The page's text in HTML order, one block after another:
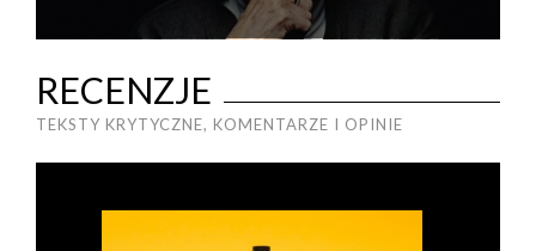
RECENZJE
TEKSTY KRYTYCZNE, KOMENTARZE I OPINIE